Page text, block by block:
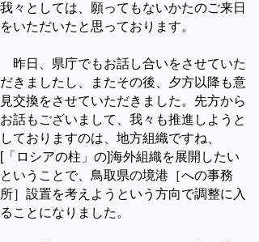
我々としては、願ってもないかたのご来日
をいただいたと思っております。
昨日、県庁でもお話し合いをさせていた
だきましたし、またその後、夕方以降も意
見交換をさせていただきました。先方から
お話もございまして、我々も推進しようと
しておりますのは、地方組織ですね、
[「ロシアの柱」の]海外組織を展開したい
ということで、鳥取県の境港［への事務
所］設置を考えようという方向で調整に入
ることになりました。